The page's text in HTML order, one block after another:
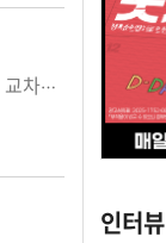
지난 2000년 의약분업이 시작됐다. 약사회 역사상 가장 큰 변화를 가져 온 빅뱅이 시작되고 혼돈과 어수선함이 교차하는 가운데 개국가는 새로운 돌파구를 찾기 시작했다. 조제와 처방의 분리라는...
인터뷰